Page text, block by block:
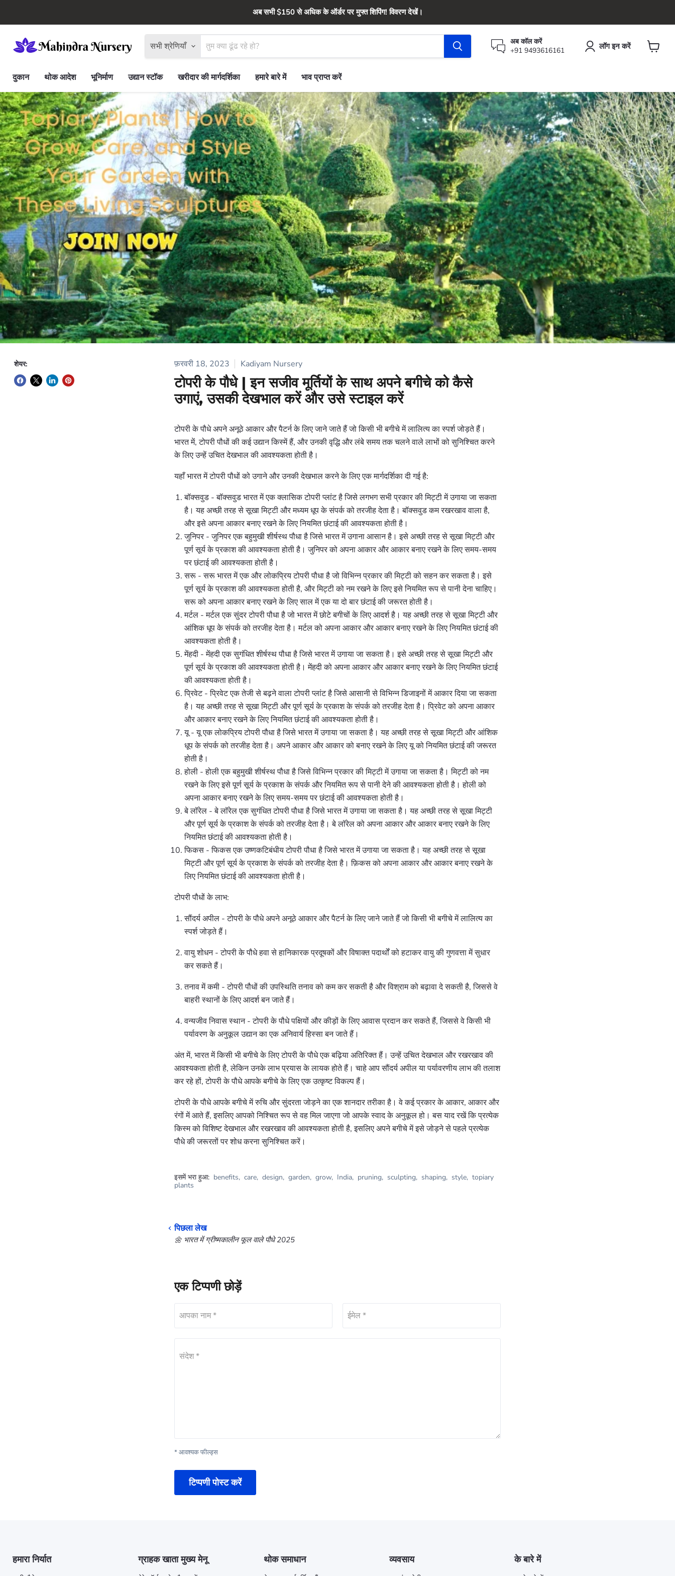
अब सभी $150 से अधिक के ऑर्डर पर मुफ्त शिपिंग! विवरण देखें।
सभी श्रेणियाँ
अब कॉल करें
+91 9493616161
लॉग इन करें
दुकान
थोक आदेश भूनिर्माण उद्यान स्टॉक खरीदार की मार्गदर्शिका हमारे बारे में भाव प्राप्त करें
शेयर: फ़रवरी 18, 2023 Kadiyam Nursery
टोपरी के पौधे | इन सजीव मूर्तियों के साथ अपने बगीचे को कैसे
उगाएं, उसकी देखभाल करें और उसे स्टाइल करें
टोपरी के पौधे अपने अनूठे आकार और पैटर्न के लिए जाने जाते हैं जो किसी भी बगीचे में लालित्य का स्पर्श जोड़ते हैं।
भारत में, टोपरी पौधों की कई उद्यान किस्में हैं, और उनकी वृद्धि और लंबे समय तक चलने वाले लाभों को सुनिश्चित करने
के लिए उन्हें उचित देखभाल की आवश्यकता होती है।
यहाँ भारत में टोपरी पौधों को उगाने और उनकी देखभाल करने के लिए एक मार्गदर्शिका दी गई है:
बॉक्सवुड - बॉक्सवुड भारत में एक क्लासिक टोपरी प्लांट है जिसे लगभग सभी प्रकार की मिट्टी में उगाया जा सकता
है। यह अच्छी तरह से सूखा मिट्टी और मध्यम धूप के संपर्क को तरजीह देता है। बॉक्सवुड कम रखरखाव वाला है,
और इसे अपना आकार बनाए रखने के लिए नियमित छंटाई की आवश्यकता होती है।
जुनिपर - जुनिपर एक बहुमुखी शीर्षस्थ पौधा है जिसे भारत में उगाना आसान है। इसे अच्छी तरह से सूखा मिट्टी और
पूर्ण सूर्य के प्रकाश की आवश्यकता होती है। जुनिपर को अपना आकार और आकार बनाए रखने के लिए समय-समय
पर छंटाई की आवश्यकता होती है।
सरू - सरू भारत में एक और लोकप्रिय टोपरी पौधा है जो विभिन्न प्रकार की मिट्टी को सहन कर सकता है। इसे
पूर्ण सूर्य के प्रकाश की आवश्यकता होती है, और मिट्टी को नम रखने के लिए इसे नियमित रूप से पानी देना चाहिए।
सरू को अपना आकार बनाए रखने के लिए साल में एक या दो बार छंटाई की जरूरत होती है।
मर्टल - मर्टल एक सुंदर टोपरी पौधा है जो भारत में छोटे बगीचों के लिए आदर्श है। यह अच्छी तरह से सूखा मिट्टी और
आंशिक धूप के संपर्क को तरजीह देता है। मर्टल को अपना आकार और आकार बनाए रखने के लिए नियमित छंटाई की
आवश्यकता होती है।
मेंहदी - मेंहदी एक सुगंधित शीर्षस्थ पौधा है जिसे भारत में उगाया जा सकता है। इसे अच्छी तरह से सूखा मिट्टी और
पूर्ण सूर्य के प्रकाश की आवश्यकता होती है। मेंहदी को अपना आकार और आकार बनाए रखने के लिए नियमित छंटाई
की आवश्यकता होती है।
प्रिवेट - प्रिवेट एक तेजी से बढ़ने वाला टोपरी प्लांट है जिसे आसानी से विभिन्न डिजाइनों में आकार दिया जा सकता
है। यह अच्छी तरह से सूखा मिट्टी और पूर्ण सूर्य के प्रकाश के संपर्क को तरजीह देता है। प्रिवेट को अपना आकार
और आकार बनाए रखने के लिए नियमित छंटाई की आवश्यकता होती है।
यू - यू एक लोकप्रिय टोपरी पौधा है जिसे भारत में उगाया जा सकता है। यह अच्छी तरह से सूखा मिट्टी और आंशिक
धूप के संपर्क को तरजीह देता है। अपने आकार और आकार को बनाए रखने के लिए यू को नियमित छंटाई की जरूरत
होती है।
होली - होली एक बहुमुखी शीर्षस्थ पौधा है जिसे विभिन्न प्रकार की मिट्टी में उगाया जा सकता है। मिट्टी को नम
रखने के लिए इसे पूर्ण सूर्य के प्रकाश के संपर्क और नियमित रूप से पानी देने की आवश्यकता होती है। होली को
अपना आकार बनाए रखने के लिए समय-समय पर छंटाई की आवश्यकता होती है।
बे लॉरेल - बे लॉरेल एक सुगंधित टोपरी पौधा है जिसे भारत में उगाया जा सकता है। यह अच्छी तरह से सूखा मिट्टी
और पूर्ण सूर्य के प्रकाश के संपर्क को तरजीह देता है। बे लॉरेल को अपना आकार और आकार बनाए रखने के लिए
नियमित छंटाई की आवश्यकता होती है।
फिकस - फिकस एक उष्णकटिबंधीय टोपरी पौधा है जिसे भारत में उगाया जा सकता है। यह अच्छी तरह से सूखा
मिट्टी और पूर्ण सूर्य के प्रकाश के संपर्क को तरजीह देता है। फ़िकस को अपना आकार और आकार बनाए रखने के
लिए नियमित छंटाई की आवश्यकता होती है।
टोपरी पौधों के लाभ:
सौंदर्य अपील - टोपरी के पौधे अपने अनूठे आकार और पैटर्न के लिए जाने जाते हैं जो किसी भी बगीचे में लालित्य का
स्पर्श जोड़ते हैं।
वायु शोधन - टोपरी के पौधे हवा से हानिकारक प्रदूषकों और विषाक्त पदार्थों को हटाकर वायु की गुणवत्ता में सुधार
कर सकते हैं।
तनाव में कमी - टोपरी पौधों की उपस्थिति तनाव को कम कर सकती है और विश्राम को बढ़ावा दे सकती है, जिससे वे
बाहरी स्थानों के लिए आदर्श बन जाते हैं।
वन्यजीव निवास स्थान - टोपरी के पौधे पक्षियों और कीड़ों के लिए आवास प्रदान कर सकते हैं, जिससे वे किसी भी
पर्यावरण के अनुकूल उद्यान का एक अनिवार्य हिस्सा बन जाते हैं।
अंत में, भारत में किसी भी बगीचे के लिए टोपरी के पौधे एक बढ़िया अतिरिक्त हैं। उन्हें उचित देखभाल और रखरखाव की
आवश्यकता होती है, लेकिन उनके लाभ प्रयास के लायक होते हैं। चाहे आप सौंदर्य अपील या पर्यावरणीय लाभ की तलाश
कर रहे हों, टोपरी के पौधे आपके बगीचे के लिए एक उत्कृष्ट विकल्प हैं।
टोपरी के पौधे आपके बगीचे में रुचि और सुंदरता जोड़ने का एक शानदार तरीका है। वे कई प्रकार के आकार, आकार और
रंगों में आते हैं, इसलिए आपको निश्चित रूप से वह मिल जाएगा जो आपके स्वाद के अनुकूल हो। बस याद रखें कि प्रत्येक
किस्म को विशिष्ट देखभाल और रखरखाव की आवश्यकता होती है, इसलिए अपने बगीचे में इसे जोड़ने से पहले प्रत्येक
पौधे की जरूरतों पर शोध करना सुनिश्चित करें।
इसमें भरा हुआ: benefits, care, design, garden, grow, India, pruning, sculpting, shaping, style, topiary
plants
पिछला लेख
🌼 भारत में ग्रीष्मकालीन फूल वाले पौधे 2025
एक टिप्पणी छोड़ें
आपका नाम * ईमेल *
संदेश *
* आवश्यक फील्ड्स
टिप्पणी पोस्ट करें
हमारा निर्यात ग्राहक खाता मुख्य मेनू थोक समाधान व्यवसाय के बारे में